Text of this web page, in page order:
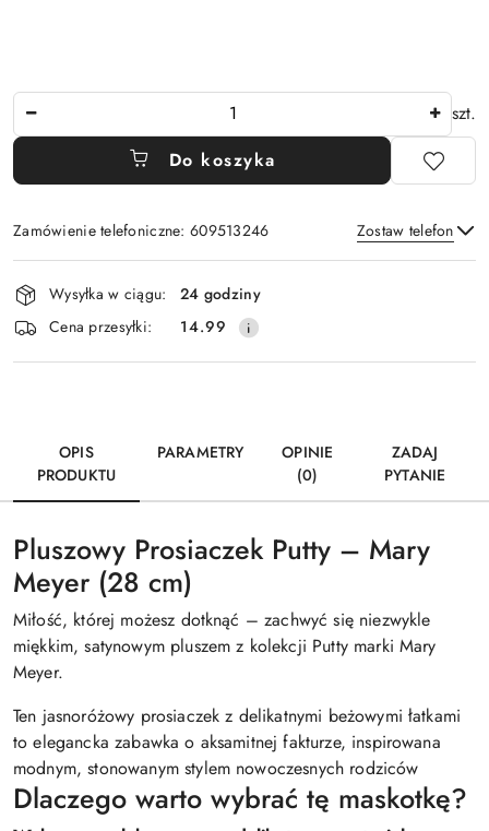
szt.
Do koszyka
Zamówienie telefoniczne: 609513246 Zostaw telefon
Wyślij
Dostępność
i
dostawa
Wysyłka w ciągu:
24 godziny
Cena przesyłki:
14.99
OPIS
PRODUKTU
PARAMETRY
OPINIE
(0)
ZADAJ
PYTANIE
Pluszowy Prosiaczek Putty – Mary
Meyer (28 cm)
Miłość, której możesz dotknąć – zachwyć się niezwykle
miękkim, satynowym pluszem z kolekcji Putty marki Mary
Meyer.
Ten jasnoróżowy prosiaczek z delikatnymi beżowymi łatkami
to elegancka zabawka o aksamitnej fakturze, inspirowana
modnym, stonowanym stylem nowoczesnych rodziców
Dlaczego warto wybrać tę maskotkę?